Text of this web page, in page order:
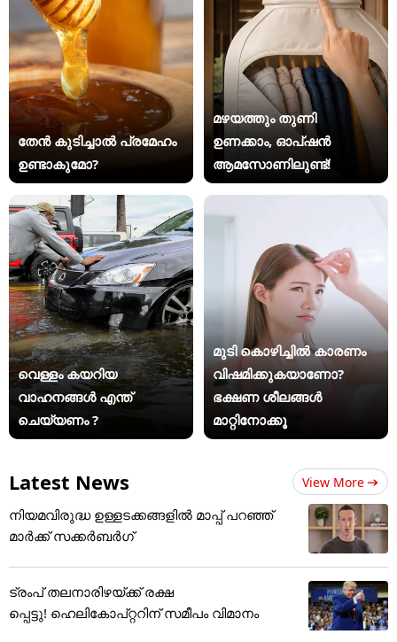
തേൻ കുടിച്ചാൽ പ്രമേഹം
ഉണ്ടാകുമോ?
മഴയത്തും തുണി
ഉണക്കാം, ഓപ്ഷൻ
ആമസോണിലുണ്ട്!
വെള്ളം കയറിയ
വാഹനങ്ങൾ എന്ത്
ചെയ്യണം ?
മുടി കൊഴിച്ചിൽ കാരണം
വിഷമിക്കുകയാണോ?
ഭക്ഷണ ശീലങ്ങൾ
മാറ്റിനോക്കൂ
Latest News View More
നിയമവിരുദ്ധ ഉള്ളടക്കങ്ങളിൽ മാപ്പ് പറഞ്ഞ്
മാർക്ക് സക്കർബർഗ്
ട്രംപ് തലനാരിഴയ്ക്ക് രക്ഷ
പ്പെട്ടു! ഹെലികോപ്റ്ററിന് സമീപം വിമാനം